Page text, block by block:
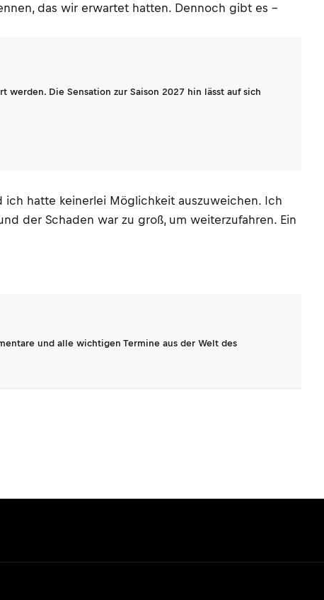
das wir erwartet hatten. Dennoch gibt es –
Die Sensation zur Saison 2027 hin lässt auf sich
ich hatte keinerlei Möglichkeit auszuweichen. Ich
der Schaden war zu groß, um weiterzufahren. Ein
und alle wichtigen Termine aus der Welt des